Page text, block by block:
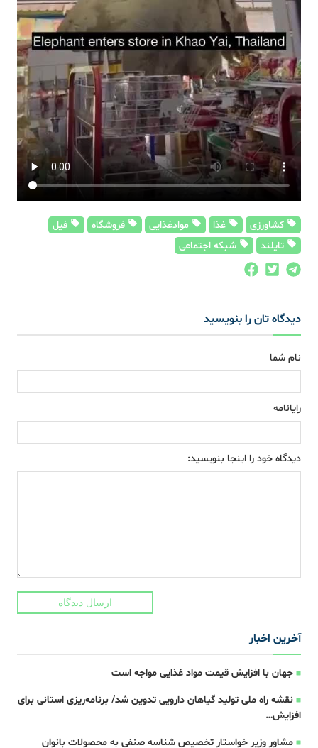
کشاورزی غذا موادغذایی فروشگاه
فیل
تایلند
شبکه اجتماعی
دیدگاه تان را بنویسید
نام شما
رایانامه
دیدگاه خود را اینجا بنویسید:
ارسال دیدگاه
آخرین اخبار
جهان با افزایش قیمت مواد غذایی مواجه است
نقشه راه ملی تولید گیاهان دارویی تدوین شد/ برنامه‌ریزی استانی برای
افزایش…
مشاور وزیر خواستار تخصیص شناسه صنفی به محصولات بانوان